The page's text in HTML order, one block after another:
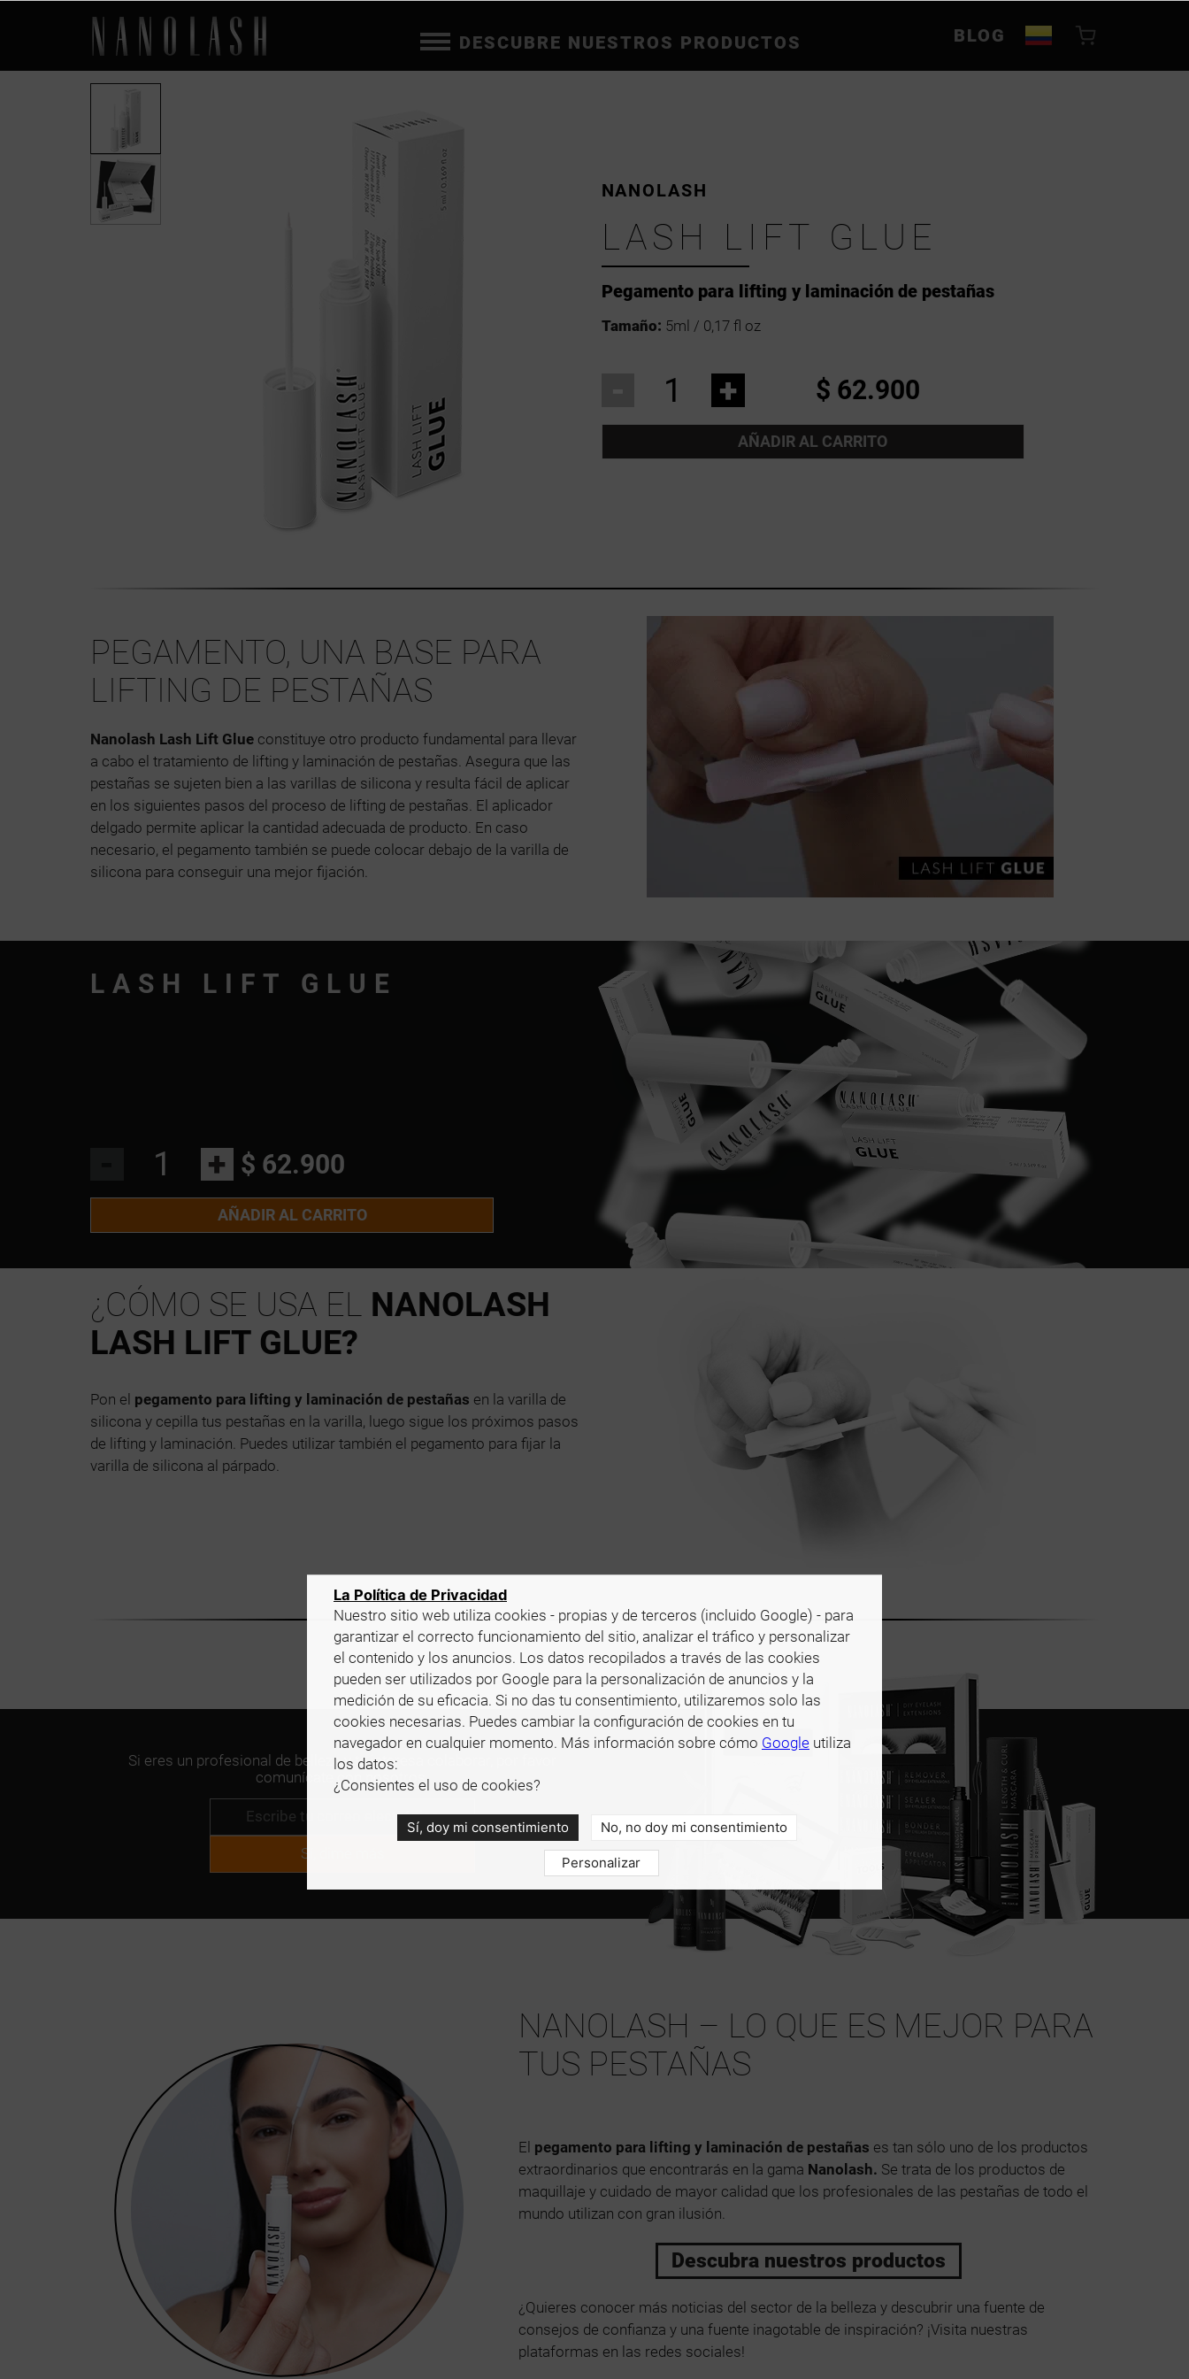
DESCUBRE NUESTROS PRODUCTOS BLOG
Pegamento para lifting y laminación de pestañas
NANOLASH
LASH LIFT GLUE
Tamaño: 5ml / 0,17 fl oz
+ $ 62.900
AÑADIR AL CARRITO
PEGAMENTO, UNA BASE PARA
LIFTING DE PESTAÑAS
Nanolash Lash Lift Glue constituye otro producto fundamental para llevar
a cabo el tratamiento de lifting y laminación de pestañas. Asegura que las
pestañas se sujeten bien a las varillas de silicona y resulta fácil de aplicar
en los siguientes pasos del proceso de lifting de pestañas. El aplicador
delgado permite aplicar la cantidad adecuada de producto. En caso
necesario, el pegamento también se puede colocar debajo de la varilla de
silicona para conseguir una mejor fijación.
LASH LIFT GLUE
+ $ 62.900
AÑADIR AL CARRITO
¿CÓMO SE USA EL NANOLASH
LASH LIFT GLUE?
Pon el pegamento para lifting y laminación de pestañas en la varilla de
silicona y cepilla tus pestañas en la varilla, luego sigue los próximos pasos
de lifting y laminación. Puedes utilizar también el pegamento para fijar la
varilla de silicona al párpado.
Si eres un profesional de belleza y te interesa colaborar, por favor
comunícate con nosotros.
Sí, dime más
NANOLASH – LO QUE ES MEJOR PARA
TUS PESTAÑAS
El pegamento para lifting y laminación de pestañas es tan sólo uno de los productos
extraordinarios que encontrarás en la gama Nanolash. Se trata de los productos de
maquillaje y cuidado de mayor calidad que los profesionales de las pestañas de todo el
mundo utilizan con gran ilusión.
Descubra nuestros productos
¿Quieres conocer más noticias del sector de la belleza y descubrir una fuente de
consejos de confianza y una fuente inagotable de inspiración? ¡Visita nuestras
plataformas en las redes sociales!
La Política de Privacidad
Nuestro sitio web utiliza cookies - propias y de terceros (incluido Google) - para
garantizar el correcto funcionamiento del sitio, analizar el tráfico y personalizar
el contenido y los anuncios. Los datos recopilados a través de las cookies
pueden ser utilizados por Google para la personalización de anuncios y la
medición de su eficacia. Si no das tu consentimiento, utilizaremos solo las
cookies necesarias. Puedes cambiar la configuración de cookies en tu
navegador en cualquier momento. Más información sobre cómo Google utiliza
los datos:
¿Consientes el uso de cookies?
Sí, doy mi consentimiento No, no doy mi consentimiento
Personalizar